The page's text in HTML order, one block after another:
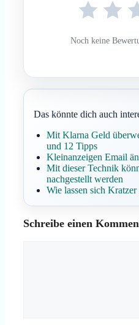
Noch keine
Das könnte dich auch
Mit Klarna Geld
und 12 Tipps
Kleinanzeigen Email
Mit dieser Technik
nachgestellt werden
Wie lassen sich
Schreibe einen